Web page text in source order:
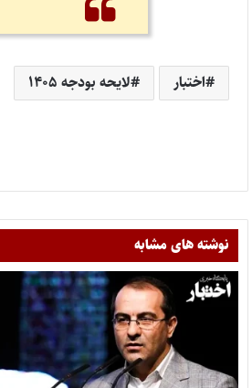
اختبار لایحه بودجه ۱۴۰۵
نوشته های مشابه